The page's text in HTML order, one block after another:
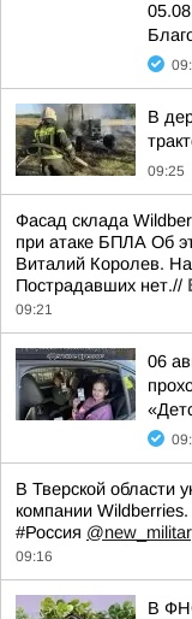
В
09:25
Фасад склада
при атаке БПЛА Об
Виталий Королев.
Пострадавших нет.//
09:21
06
В Тверской области
компании
#Россия
09:16
В